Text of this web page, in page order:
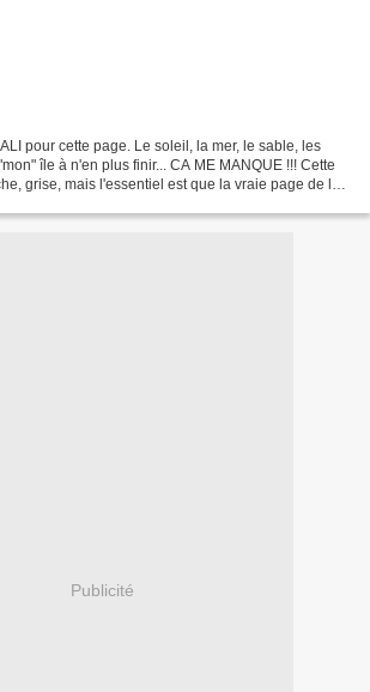
pour cette page. Le soleil, la mer, le sable, les
île à n'en plus finir... CA ME MANQUE !!! Cette
grise, mais l'essentiel est que la vraie page de la
Publicité